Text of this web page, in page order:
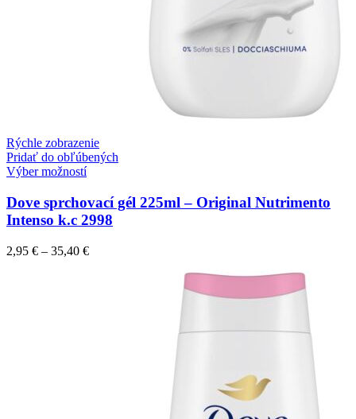
Rýchle zobrazenie
Pridať do obľúbených
Výber možností
Dove sprchovací gél 225ml – Original Nutrimento
Intenso k.c 2998
2,95 € – 35,40 €